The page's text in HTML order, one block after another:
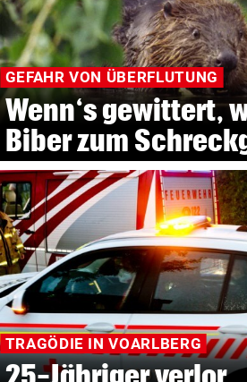
GEFAHR VON ÜBERFLUTUNG
Wenn‘s gewittert,
Biber zum
TRAGÖDIE IN VOARLBERG